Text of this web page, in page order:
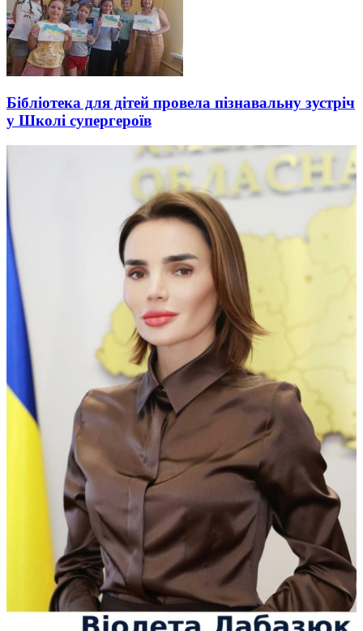
Бібліотека для дітей провела пізнавальну зустріч
у Школі супергероїв